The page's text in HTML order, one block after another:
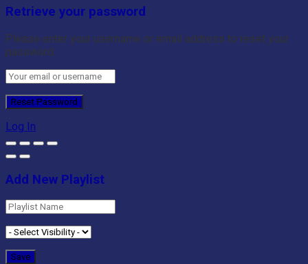
Retrieve your password
Please enter your username or email address to reset your
password.
Log In
Add New Playlist